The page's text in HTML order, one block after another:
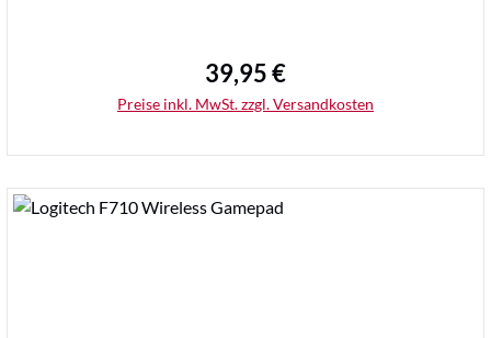
Regulärer Preis:
39,95 €
Preise inkl. MwSt. zzgl. Versandkosten